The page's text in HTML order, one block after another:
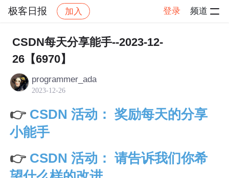
极客日报 加入 登录 频道
社区 极客日报 每天分享能手
CSDN每天分享能手--2023-12-
26【6970】
programmer_ada
2023-12-26
👉 CSDN 活动： 奖励每天的分享
小能手
👉 CSDN 活动： 请告诉我们你希